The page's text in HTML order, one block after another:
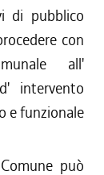
di pubblico
con
all'
intervento
e funzionale
può